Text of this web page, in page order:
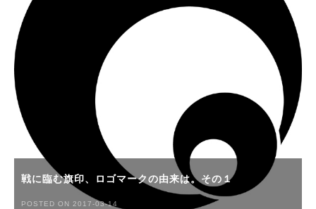
戦に臨む旗印、ロゴマークの由来は。その１
POSTED ON 2017-03-14